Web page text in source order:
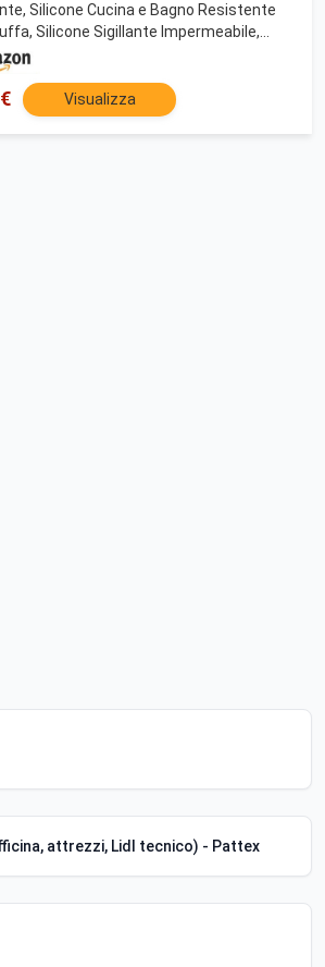
Silicone Cucina e Bagno Resistente
Silicone Sigillante Impermeabile,
50 ml
Visualizza
attrezzi, Lidl tecnico) - Pattex